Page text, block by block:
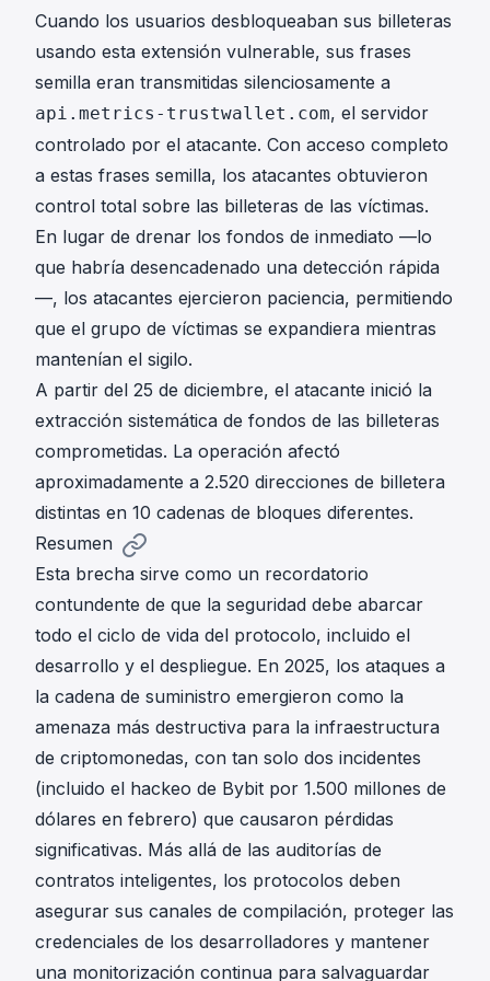
Cuando los usuarios desbloqueaban sus billeteras
usando esta extensión vulnerable, sus frases
semilla eran transmitidas silenciosamente a
api.metrics-trustwallet.com, el servidor
controlado por el atacante. Con acceso completo
a estas frases semilla, los atacantes obtuvieron
control total sobre las billeteras de las víctimas.
En lugar de drenar los fondos de inmediato —lo
que habría desencadenado una detección rápida
—, los atacantes ejercieron paciencia, permitiendo
que el grupo de víctimas se expandiera mientras
mantenían el sigilo.
A partir del 25 de diciembre, el atacante inició la
extracción sistemática de fondos de las billeteras
comprometidas. La operación afectó
aproximadamente a 2.520 direcciones de billetera
distintas en 10 cadenas de bloques diferentes.
Resumen
Esta brecha sirve como un recordatorio
contundente de que la seguridad debe abarcar
todo el ciclo de vida del protocolo, incluido el
desarrollo y el despliegue. En 2025, los ataques a
la cadena de suministro emergieron como la
amenaza más destructiva para la infraestructura
de criptomonedas, con tan solo dos incidentes
(incluido el hackeo de Bybit por 1.500 millones de
dólares en febrero) que causaron pérdidas
significativas. Más allá de las auditorías de
contratos inteligentes, los protocolos deben
asegurar sus canales de compilación, proteger las
credenciales de los desarrolladores y mantener
una monitorización continua para salvaguardar